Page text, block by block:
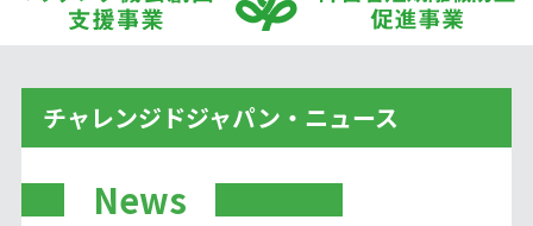
チャレンジドジャパン・ニュース
News